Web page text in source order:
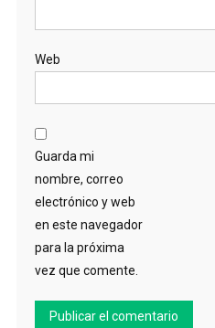
Web
Guarda mi
nombre, correo
electrónico y web
en este navegador
para la próxima
vez que comente.